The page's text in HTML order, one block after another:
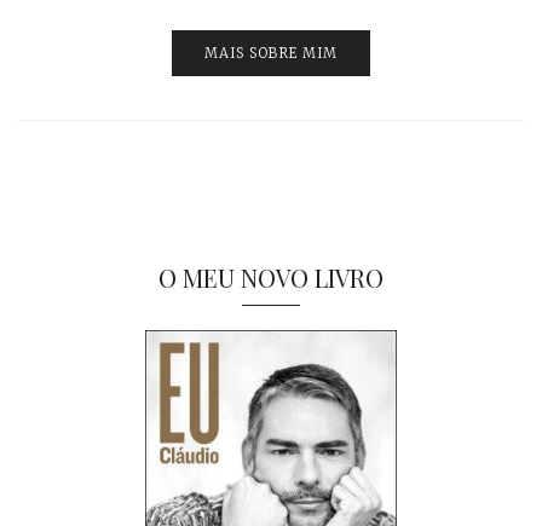
MAIS SOBRE MIM
O MEU NOVO LIVRO